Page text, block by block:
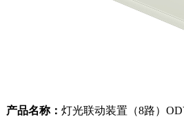
产品名称： 灯光联动装置（8路）